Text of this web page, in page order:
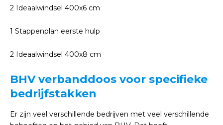
2 Ideaalwindsel 400x6 cm
1 Stappenplan eerste hulp
2 Ideaalwindsel 400x8 cm
BHV verbanddoos voor specifieke
bedrijfstakken
Er zijn veel verschillende bedrijven met veel verschillende